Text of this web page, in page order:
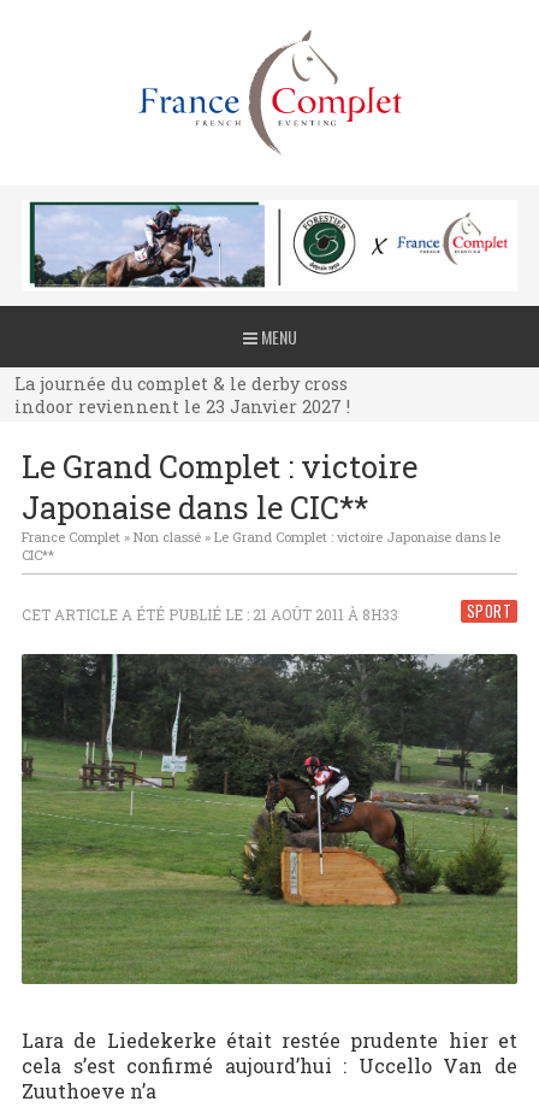
MENU
La journée du complet & le derby cross
indoor reviennent le 23 Janvier 2027 !
La journée du complet & le derby cross
indoor reviennent le 23 Janvier 2027 !
indoor reviennent le 23 Janvier 2027 !
Le Grand Complet : victoire
Japonaise dans le CIC**
France Complet» Non classé» Le Grand Complet : victoire Japonaise dans le
CIC**
SPORT
CET ARTICLE A ÉTÉ PUBLIÉ LE : 21 AOÛT 2011 À 8H33
Lara de Liedekerke était restée prudente hier et
cela s’est confirmé aujourd’hui : Uccello Van de
Zuuthoeve n’a